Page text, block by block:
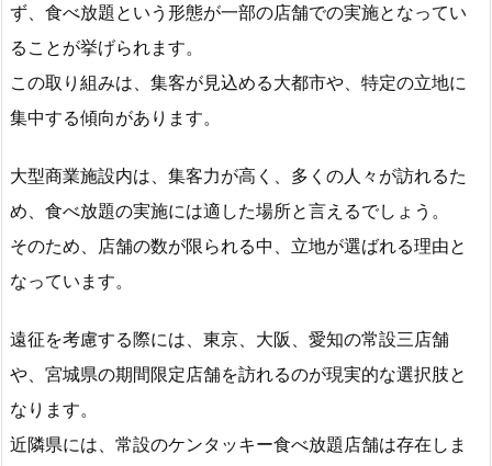
ず、食べ放題という形態が一部の店舗での実施となってい
ることが挙げられます。
この取り組みは、集客が見込める大都市や、特定の立地に
集中する傾向があります。
大型商業施設内は、集客力が高く、多くの人々が訪れるた
め、食べ放題の実施には適した場所と言えるでしょう。
そのため、店舗の数が限られる中、立地が選ばれる理由と
なっています。
遠征を考慮する際には、東京、大阪、愛知の常設三店舗
や、宮城県の期間限定店舗を訪れるのが現実的な選択肢と
なります。
近隣県には、常設のケンタッキー食べ放題店舗は存在しま